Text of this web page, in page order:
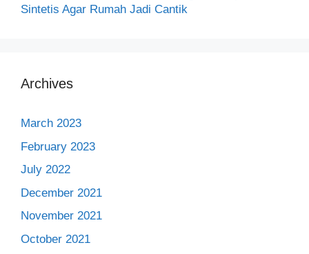
Sintetis Agar Rumah Jadi Cantik
Archives
March 2023
February 2023
July 2022
December 2021
November 2021
October 2021